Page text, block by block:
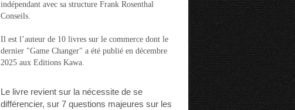
indépendant avec sa structure Frank Rosenthal
Conseils.
Il est l’auteur de 10 livres sur le commerce dont le
dernier "Game Changer" a été publié en décembre
2025 aux Editions Kawa.
Le livre revient sur la nécessite de se
différencier, sur 7 questions majeures sur les